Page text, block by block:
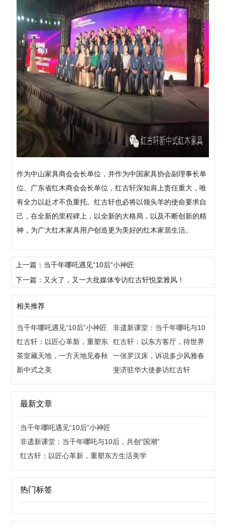
作为中山家具商会会长单位，并作为中国家具协会副理事长单
位、广东省红木商会会长单位，红古轩深知肩上责任重大，唯
有全力以赴才不负重托。红古轩也必将以领头羊的使命要求自
己，在全新的里程碑上，以全新的大格局，以及不断创新的精
神，为广大红木家具用户创造更为美好的红木家居生活。
上一篇：当千年哪吒遇见“10后”小神匠
下一篇：又火了，又一大批媒体专访红古轩悦棠雅风！
相关推荐
当千年哪吒遇见“10后”小神匠
非遗新课堂：当千年哪吒与10
后，共创“国潮”
红古轩：以匠心革新，重塑东
方生活美学
红古轩：以东方客厅，待世界
来宾
茶室藏天地，一方天地见春秋
一张罗汉床，诉说多少风雅春
秋
新中式之美 斐济驻华大使参访红古轩
最新文章
当千年哪吒遇见“10后”小神匠
非遗新课堂：当千年哪吒与10后，共创“国潮”
红古轩：以匠心革新，重塑东方生活美学
热门标签